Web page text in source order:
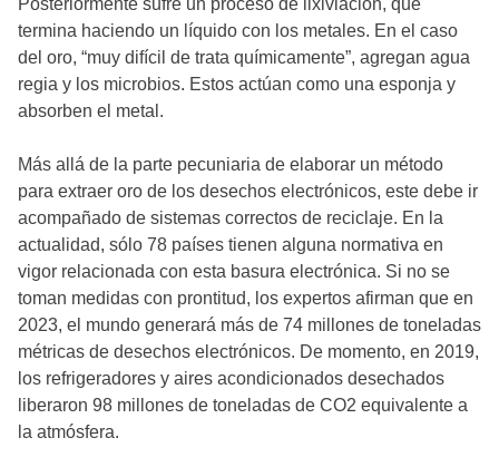
Posteriormente sufre un proceso de lixiviación, que
termina haciendo un líquido con los metales. En el caso
del oro, “muy difícil de trata químicamente”, agregan agua
regia y los microbios. Estos actúan como una esponja y
absorben el metal.
Más allá de la parte pecuniaria de elaborar un método
para extraer oro de los desechos electrónicos, este debe ir
acompañado de sistemas correctos de reciclaje. En la
actualidad, sólo 78 países tienen alguna normativa en
vigor relacionada con esta basura electrónica. Si no se
toman medidas con prontitud, los expertos afirman que en
2023, el mundo generará más de 74 millones de toneladas
métricas de desechos electrónicos. De momento, en 2019,
los refrigeradores y aires acondicionados desechados
liberaron 98 millones de toneladas de CO2 equivalente a
la atmósfera.